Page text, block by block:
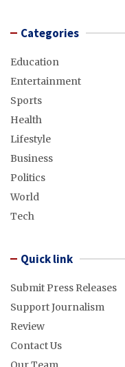
Categories
Education
Entertainment
Sports
Health
Lifestyle
Business
Politics
World
Tech
Quick link
Submit Press Releases
Support Journalism
Review
Contact Us